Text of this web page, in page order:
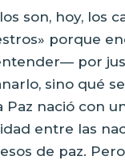
son, hoy, los
porque
por
sino qué
Paz nació con
entre las
de paz.